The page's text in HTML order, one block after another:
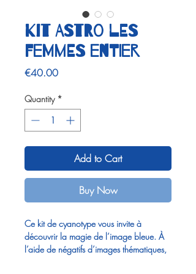
Kit ASTRO Les
femmes ENTIER
€40.00Price
Quantity *
Add to Cart
Buy Now
Ce kit de cyanotype vous invite à
découvrir la magie de l’image bleue. À
l’aide de négatifs d’images thématiques,